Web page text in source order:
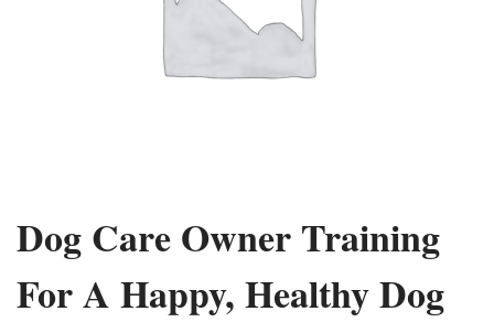
Dog Care Owner Training
For A Happy, Healthy Dog